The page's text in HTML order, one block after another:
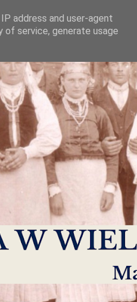
address and user-agent
of service, generate usage